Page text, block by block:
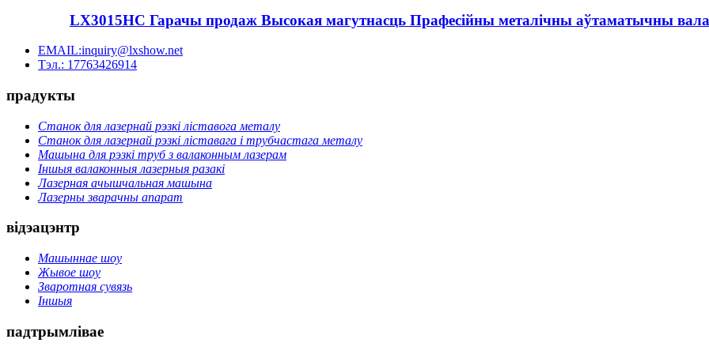
LX3015HC Гарачы продаж Высокая магутнасць Прафесійны металічны аўтаматычны
EMAIL:inquiry@lxshow.net
Тэл.: 17763426914
прадукты
Станок для лазернай рэзкі ліставога металу
Станок для лазернай рэзкі ліставага і трубчастага металу
Машына для рэзкі труб з валаконным лазерам
Іншыя валаконныя лазерныя разакі
Лазерная ачышчальная машына
Лазерны зварачны апарат
відэацэнтр
Машыннае шоу
Жывое шоу
Зваротная сувязь
Іншыя
падтрымлівае